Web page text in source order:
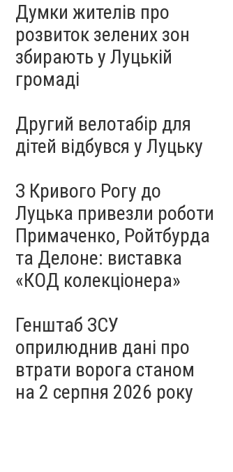
Думки жителів про
розвиток зелених зон
збирають у Луцькій
громаді
Другий велотабір для
дітей відбувся у Луцьку
З Кривого Рогу до
Луцька привезли роботи
Примаченко, Ройтбурда
та Делоне: виставка
«КОД колекціонера»
Генштаб ЗСУ
оприлюднив дані про
втрати ворога станом
на 2 серпня 2026 року